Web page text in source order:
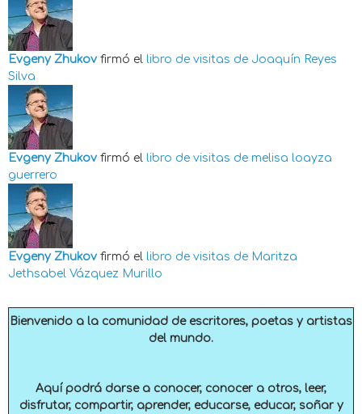
Evgeny Zhukov firmó el libro de visitas de Joaquín Reyes
Silva
Evgeny Zhukov firmó el libro de visitas de melisa loayza
guerrero
Evgeny Zhukov firmó el libro de visitas de Maritza
Jethsabel Vázquez Murillo
Bienvenido a la comunidad de escritores, poetas y artistas
del mundo.
Aquí podrá darse a conocer, conocer a otros, leer,
disfrutar, compartir, aprender, educarse, educar, soñar y